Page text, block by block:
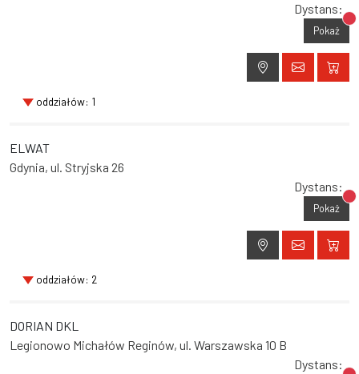
Dystans:
Pokaż
oddziałów: 1
ELWAT
Gdynia, ul. Stryjska 26
Dystans:
Pokaż
oddziałów: 2
DORIAN DKL
Legionowo Michałów Reginów, ul. Warszawska 10 B
Dystans: